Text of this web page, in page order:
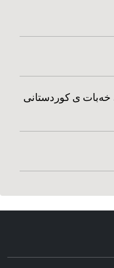
خه‌بات ی کوردستانی